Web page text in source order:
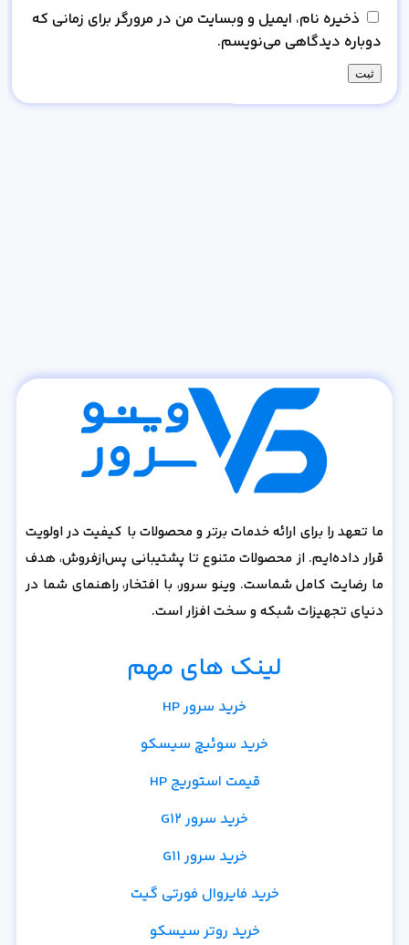
ذخیره نام، ایمیل و وبسایت من در مرورگر برای زمانی که
دوباره دیدگاهی می‌نویسم.
ما تعهد را برای ارائه خدمات برتر و محصولات با کیفیت در اولویت
قرار داده‌ایم. از محصولات متنوع تا پشتیبانی پس‌از‌فروش، هدف
ما رضایت کامل شماست. وینو سرور، با افتخار، راهنمای شما در
دنیای تجهیزات شبکه و سخت افزار است.
لینک های مهم
خرید سرور HP
خرید سوئیچ سیسکو
قیمت استوریج HP
خرید سرور G12
خرید سرور G11
خرید فایروال فورتی گیت
خرید روتر سیسکو